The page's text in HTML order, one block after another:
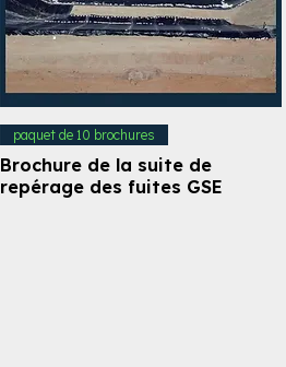
paquet de 10 brochures
Brochure de la suite de
repérage des fuites GSE